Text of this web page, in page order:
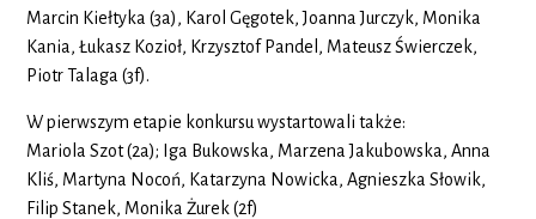
Marcin Kiełtyka (3a), Karol Gęgotek, Joanna Jurczyk, Monika
Kania, Łukasz Kozioł, Krzysztof Pandel, Mateusz Świerczek,
Piotr Talaga (3f).
W pierwszym etapie konkursu wystartowali także:
Mariola Szot (2a); Iga Bukowska, Marzena Jakubowska, Anna
Kliś, Martyna Nocoń, Katarzyna Nowicka, Agnieszka Słowik,
Filip Stanek, Monika Żurek (2f)